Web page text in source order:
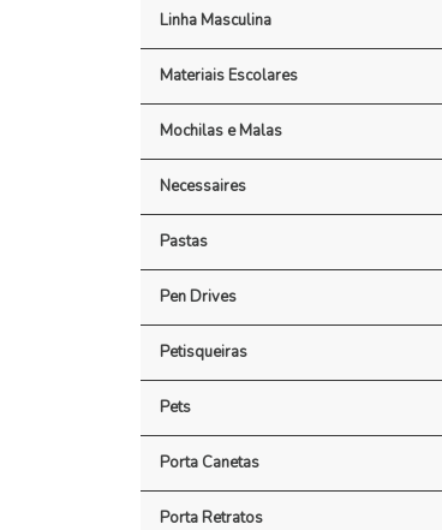
Linha Masculina
Materiais Escolares
Mochilas e Malas
Necessaires
Pastas
Pen Drives
Petisqueiras
Pets
Porta Canetas
Porta Retratos